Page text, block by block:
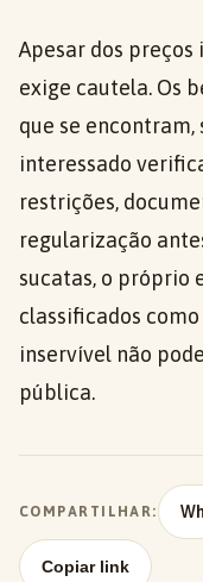
Apesar dos
exige cautela. Os
que se encontram,
interessado
restrições,
regularização
sucatas, o próprio
classificados
inservível não
pública.
COMPARTILHAR:
Copiar link